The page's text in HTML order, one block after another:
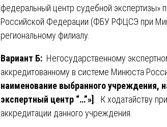
федеральный центр судебной экспертизы»
Российской Федерации (ФБУ РФЦСЭ при
региональному филиалу.
Вариант Б: Негосударственному
аккредитованному в системе Минюста
наименование выбранного учреждения,
экспертный центр “…”»]
. К ходатайству
аккредитации данного учреждения.